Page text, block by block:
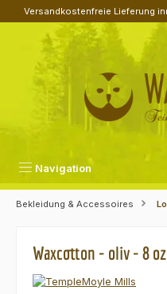
Zum Hauptinhalt springen
Versandkostenfreie Lieferung
Navigation
Bekleidung & Accessoires
Waxcotton - oliv - 8